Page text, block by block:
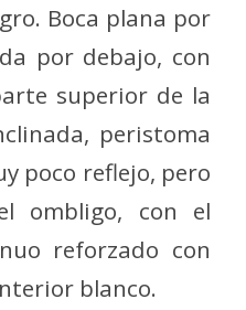
Boca plana por
por debajo, con
superior de la
peristoma
poco reflejo, pero
ombligo, con el
reforzado con
blanco.